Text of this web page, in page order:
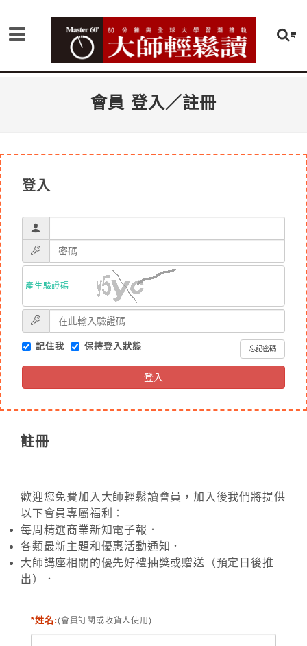
會員 登入／註冊
登入
產生驗證碼
記住我 保持登入狀態 忘記密碼
登入
註冊
歡迎您免費加入大師輕鬆讀會員，加入後我們將提供
以下會員專屬福利：
每周精選商業新知電子報．
各類最新主題和優惠活動通知．
大師講座相關的優先好禮抽獎或贈送（預定日後推
出）．
*姓名:(會員訂閱或收貨人使用)